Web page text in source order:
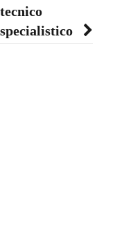
tecnico
specialistico